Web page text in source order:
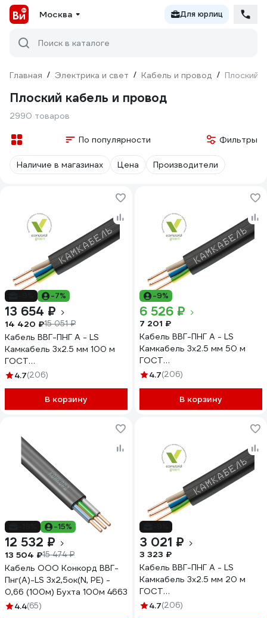
Москва Для юрлиц
Поиск в каталоге
Главная / Электрика и свет / Кабель и провод / Плоский
Плоский кабель и провод
2990 товаров
По популярности Фильтры
Наличие в магазинах Цена Производители
-7%
13 654 ₽
14 420 ₽15 051 ₽
Кабель ВВГ-ПНГ А - LS
Камкабель 3x2.5 мм 100 м
ГОСТ
1157К30HG00070А0100М
4.7(206)
В корзину
-9%
6 526 ₽
7 201 ₽
Кабель ВВГ-ПНГ А - LS
Камкабель 3x2.5 мм 50 м
ГОСТ
1157К30HG00070А0050М
4.7(206)
В корзину
-15%
12 532 ₽
13 504 ₽15 474 ₽
Кабель ООО Конкорд ВВГ-
Пнг(А)-LS 3x2,5ок(N, PE) -
0,66 (100м) Бухта 100м 4663
4.4(65)
3 021 ₽
3 323 ₽
Кабель ВВГ-ПНГ А - LS
Камкабель 3x2.5 мм 20 м
ГОСТ
1157К30HG00070А0020М
4.7(206)